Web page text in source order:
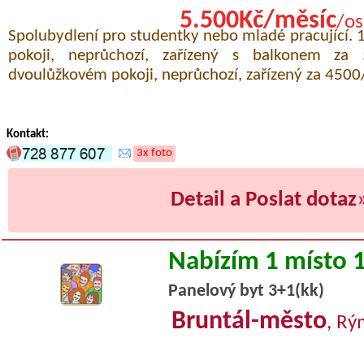
5.500Kč/měsíc/
Spolubydlení pro studentky nebo mladé pracující.
pokoji, neprůchozí, zařízený s balkonem
dvoulůžkovém pokoji, neprůchozí, zařízený za
Kontakt:
3x foto
Detail a Poslat dotaz
Nabízím 1 místo
Panelový byt 3+1(kk)
Bruntál-město,